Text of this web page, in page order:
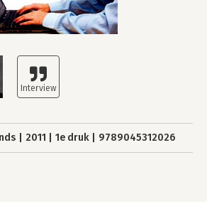
2011 1e druk 9789045312026